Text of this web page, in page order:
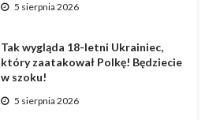
5 sierpnia 2026
Tak wygląda 18-letni Ukrainiec,
który zaatakował Polkę! Będziecie
w szoku!
5 sierpnia 2026